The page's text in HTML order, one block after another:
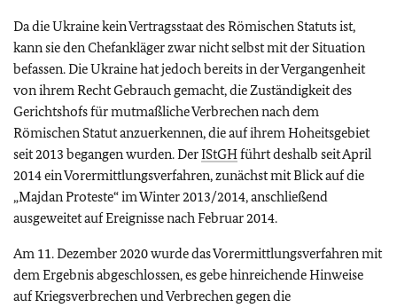
Da die Ukraine kein Vertragsstaat des Römischen Statuts ist,
kann sie den Chefankläger zwar nicht selbst mit der Situation
befassen. Die Ukraine hat jedoch bereits in der Vergangenheit
von ihrem Recht Gebrauch gemacht, die Zuständigkeit des
Gerichtshofs für mutmaßliche Verbrechen nach dem
Römischen Statut anzuerkennen, die auf ihrem Hoheitsgebiet
seit 2013 begangen wurden. DerIStGHführt deshalb seit April
2014 ein Vorermittlungsverfahren, zunächst mit Blick auf die
„Majdan Proteste“ im Winter 2013/2014, anschließend
ausgeweitet auf Ereignisse nach Februar 2014.
Am 11. Dezember 2020 wurde das Vorermittlungsverfahren mit
dem Ergebnis abgeschlossen, es gebe hinreichende Hinweise
auf Kriegsverbrechen und Verbrechen gegen die